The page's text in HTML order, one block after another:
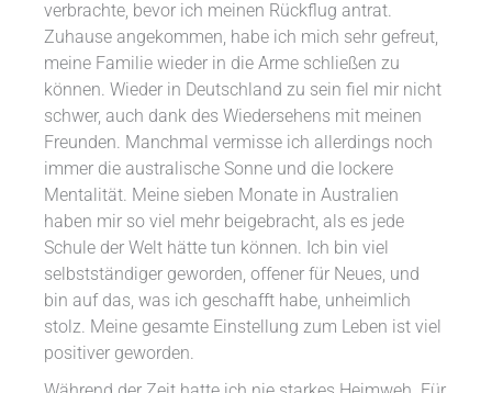
verbrachte, bevor ich meinen Rückflug antrat.
Zuhause angekommen, habe ich mich sehr gefreut,
meine Familie wieder in die Arme schließen zu
können. Wieder in Deutschland zu sein fiel mir nicht
schwer, auch dank des Wiedersehens mit meinen
Freunden. Manchmal vermisse ich allerdings noch
immer die australische Sonne und die lockere
Mentalität. Meine sieben Monate in Australien
haben mir so viel mehr beigebracht, als es jede
Schule der Welt hätte tun können. Ich bin viel
selbstständiger geworden, offener für Neues, und
bin auf das, was ich geschafft habe, unheimlich
stolz. Meine gesamte Einstellung zum Leben ist viel
positiver geworden.